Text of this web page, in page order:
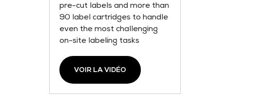
pre-cut labels and more than
90 label cartridges to handle
even the most challenging
on-site labeling tasks
VOIR LA VIDÉO